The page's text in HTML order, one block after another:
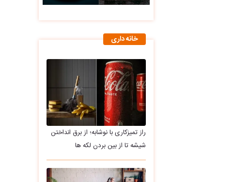
خانه داری
راز تمیزکاری با نوشابه؛ از برق انداختن
شیشه تا از بین بردن لکه ها